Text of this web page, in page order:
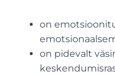
on
on pidevalt